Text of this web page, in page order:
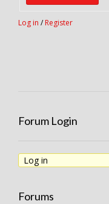
Log in / Register
Forum Login
Log in
Forums